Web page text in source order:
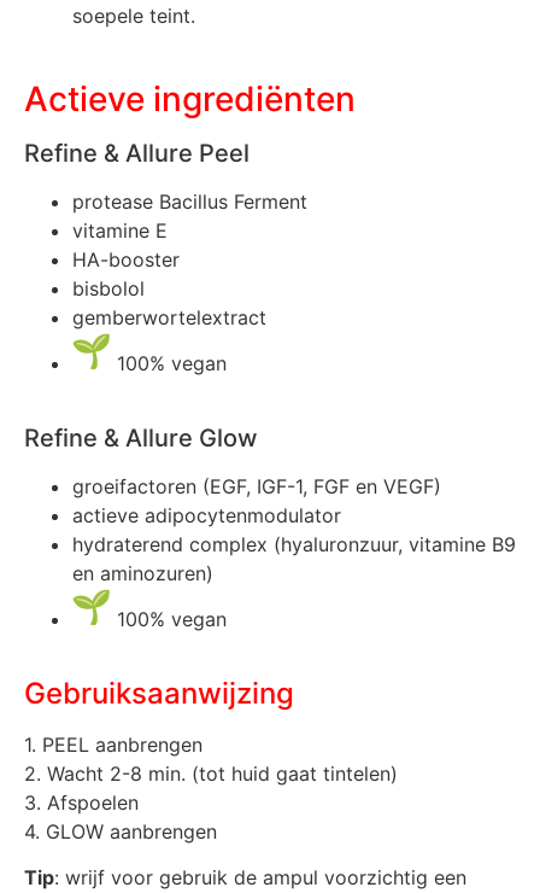
soepele teint.
Actieve ingrediënten
Refine & Allure Peel
protease Bacillus Ferment
vitamine E
HA-booster
bisbolol
gemberwortelextract
100% vegan
Refine & Allure Glow
groeifactoren (EGF, IGF-1, FGF en VEGF)
actieve adipocytenmodulator
hydraterend complex (hyaluronzuur, vitamine B9
en aminozuren)
100% vegan
Gebruiksaanwijzing
1. PEEL aanbrengen
2. Wacht 2-8 min. (tot huid gaat tintelen)
3. Afspoelen
4. GLOW aanbrengen
Tip: wrijf voor gebruik de ampul voorzichtig een